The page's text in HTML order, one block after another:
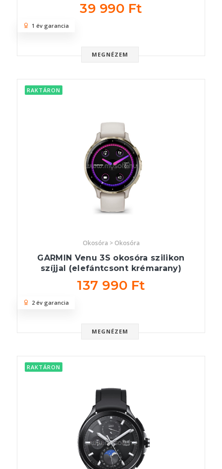
39 990 Ft
MEGNÉZEM
1 év garancia
RAKTÁRON
Okosóra > Okosóra
GARMIN Venu 3S okosóra szilikon
szíjjal (elefántcsont krémarany)
137 990 Ft
MEGNÉZEM
2 év garancia
RAKTÁRON